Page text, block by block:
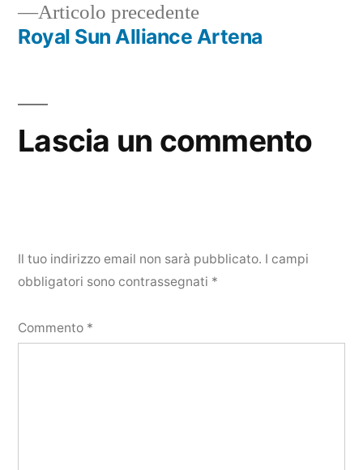
articoli
Articolo precedenteArticolo
precedente:
Royal Sun Alliance Artena
Lascia un commento
Il tuo indirizzo email non sarà pubblicato. I campi
obbligatori sono contrassegnati *
Commento *